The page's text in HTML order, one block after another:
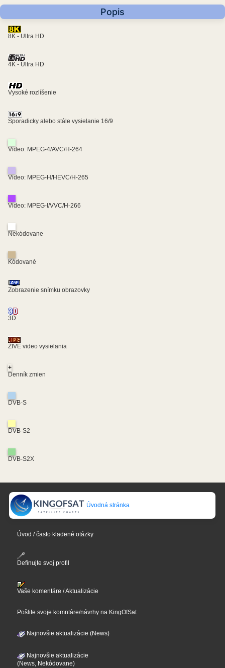
Popis
8K - Ultra HD
4K - Ultra HD
Vysoké rozlíšenie
Sporadicky alebo stále vysielanie 16/9
Video: MPEG-4/AVC/H-264
Video: MPEG-H/HEVC/H-265
Video: MPEG-I/VVC/H-266
Nekódovane
Kódované
Zobrazenie snímku obrazovky
3D
ŽIVÉ video vysielania
+
Denník zmien
DVB-S
DVB-S2
DVB-S2X
Úvodná stránka
Úvod / často kladené otázky
Definujte svoj profil
Vaše komentáre / Aktualizácie
Pošlite svoje komntáre/návrhy na KingOfSat
Najnovšie aktualizácie (News)
Najnovšie aktualizácie
(News, Nekódovane)